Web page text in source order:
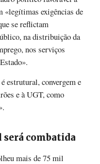
«legítimas exigências de
se reflictam
na distribuição da
nos serviços
estrutural, convergem e
e à UGT, como
combatida
mais de 75 mil